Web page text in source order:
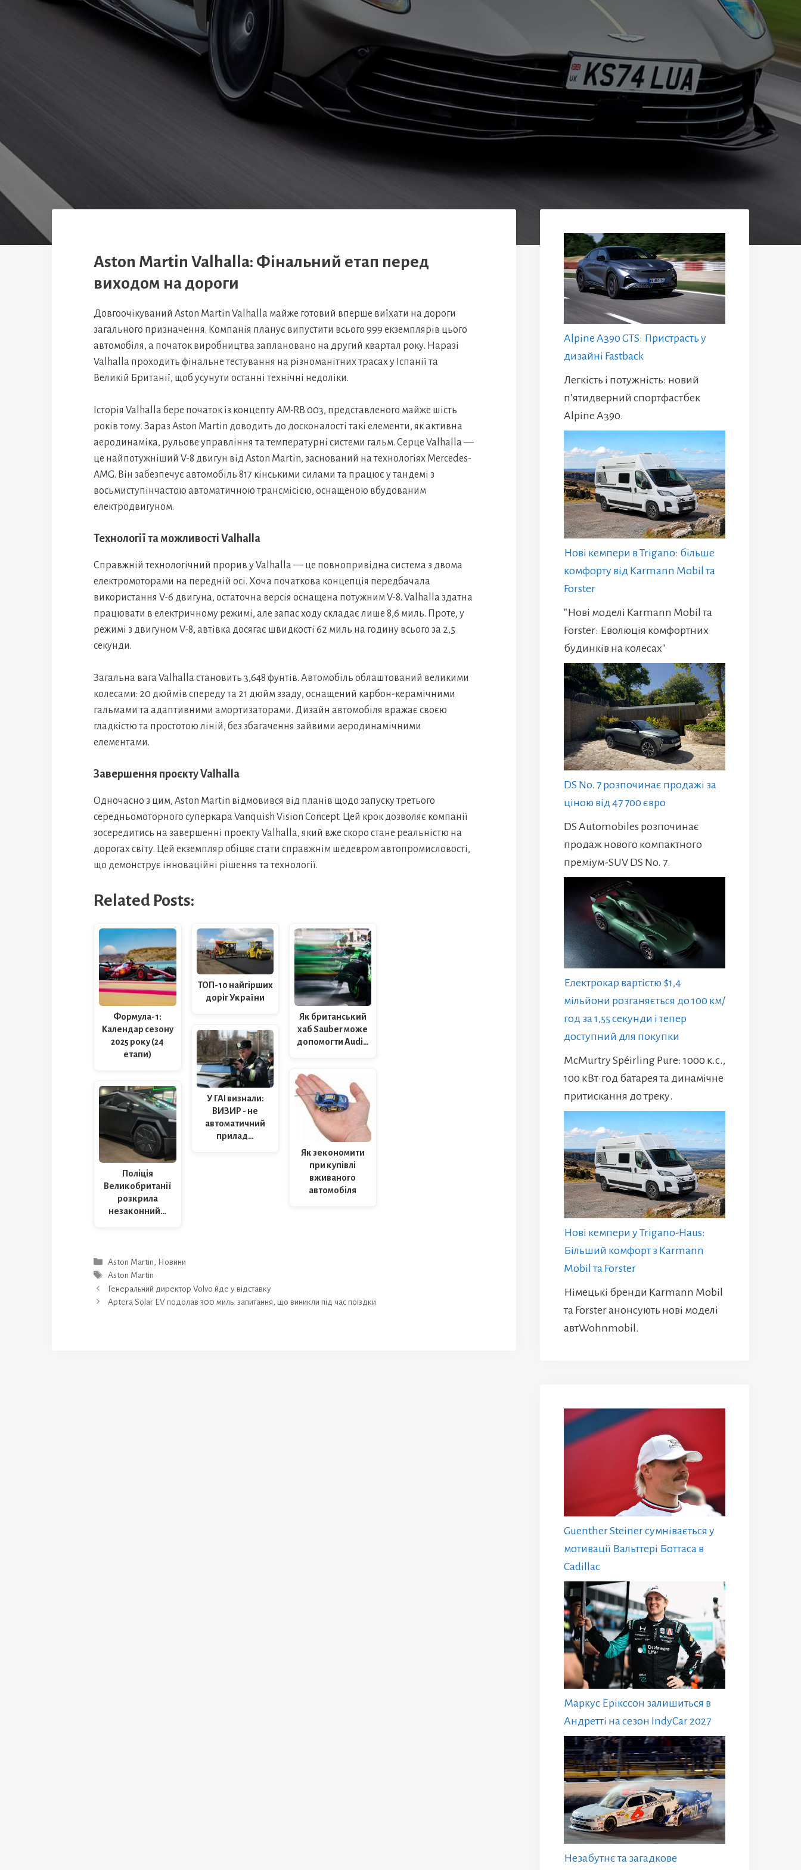
Aston Martin Valhalla: Фінальний етап перед
виходом на дороги
Довгоочікуваний Aston Martin Valhalla майже готовий вперше виїхати на дороги
загального призначення. Компанія планує випустити всього 999 екземплярів цього
автомобіля, а початок виробництва заплановано на другий квартал року. Наразі
Valhalla проходить фінальне тестування на різноманітних трасах у Іспанії та
Великій Британії, щоб усунути останні технічні недоліки.
Історія Valhalla бере початок із концепту AM-RB 003, представленого майже шість
років тому. Зараз Aston Martin доводить до досконалості такі елементи, як активна
аеродинаміка, рульове управління та температурні системи гальм. Серце Valhalla —
це найпотужніший V-8 двигун від Aston Martin, заснований на технологіях Mercedes-
AMG. Він забезпечує автомобіль 817 кінськими силами та працює у тандемі з
восьмиступінчастою автоматичною трансмісією, оснащеною вбудованим
електродвигуном.
Технології та можливості Valhalla
Справжній технологічний прорив у Valhalla — це повнопривідна система з двома
електромоторами на передній осі. Хоча початкова концепція передбачала
використання V-6 двигуна, остаточна версія оснащена потужним V-8. Valhalla здатна
працювати в електричному режимі, але запас ходу складає лише 8,6 миль. Проте, у
режимі з двигуном V-8, автівка досягає швидкості 62 миль на годину всього за 2,5
секунди.
Загальна вага Valhalla становить 3,648 фунтів. Автомобіль облаштований великими
колесами: 20 дюймів спереду та 21 дюйм ззаду, оснащений карбон-керамічними
гальмами та адаптивними амортизаторами. Дизайн автомобіля вражає своєю
гладкістю та простотою ліній, без збагачення зайвими аеродинамічними
елементами.
Завершення проєкту Valhalla
Одночасно з цим, Aston Martin відмовився від планів щодо запуску третього
середньомоторного суперкара Vanquish Vision Concept. Цей крок дозволяє компанії
зосередитись на завершенні проекту Valhalla, який вже скоро стане реальністю на
дорогах світу. Цей екземпляр обіцяє стати справжнім шедевром автопромисловості,
що демонструє інноваційні рішення та технології.
Related Posts:
Формула-1:
Календар сезону
2025 року (24
етапи)
Поліція
Великобританії
розкрила
незаконний…
ТОП-10 найгірших
доріг України
У ГАІ визнали:
ВИЗИР - не
автоматичний
прилад…
Як британський
хаб Sauber може
допомогти Audi…
Як зекономити
при купівлі
вживаного
автомобіля
Категорії
Aston Martin, Новини
Позначки
Aston Martin
Генеральний директор Volvo йде у відставку
Aptera Solar EV подолав 300 миль: запитання, що виникли під час поїздки
Alpine A390 GTS: Пристрасть у
дизайні Fastback
Легкість і потужність: новий
п’ятидверний спортфастбек
Alpine A390.
Нові кемпери в Trigano: більше
комфорту від Karmann Mobil та
Forster
"Нові моделі Karmann Mobil та
Forster: Еволюція комфортних
будинків на колесах"
DS No. 7 розпочинає продажі за
ціною від 47 700 євро
DS Automobiles розпочинає
продаж нового компактного
преміум-SUV DS No. 7.
Електрокар вартістю $1,4
мільйони розганяється до 100 км/
год за 1,55 секунди і тепер
доступний для покупки
McMurtry Spéirling Pure: 1000 к.с.,
100 кВт·год батарея та динамічне
притискання до треку.
Нові кемпери у Trigano-Haus:
Більший комфорт з Karmann
Mobil та Forster
Німецькі бренди Karmann Mobil
та Forster анонсують нові моделі
автWohnmobil.
Guenther Steiner сумнівається у
мотивації Вальттері Боттаса в
Cadillac
Маркус Ерікссон залишиться в
Андретті на сезон IndyCar 2027
Незабутнє та загадкове